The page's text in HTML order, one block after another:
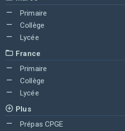
Primaire
Collège
Lycée
France
Primaire
Collège
Lycée
Plus
Prépas CPGE